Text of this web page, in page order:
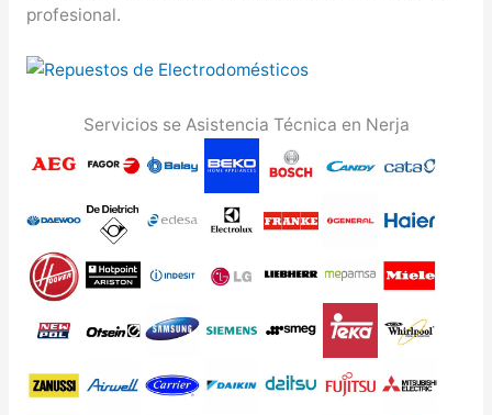
profesional.
Servicios se Asistencia Técnica en Nerja